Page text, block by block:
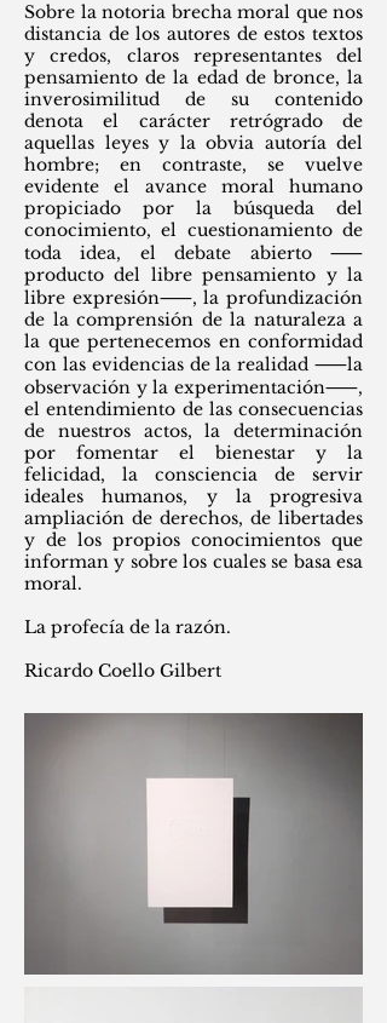
Sobre la notoria brecha moral que nos
distancia de los autores de estos textos
y credos, claros representantes del
pensamiento de la edad de bronce, la
inverosimilitud de su contenido
denota el carácter retrógrado de
aquellas leyes y la obvia autoría del
hombre; en contraste, se vuelve
evidente el avance moral humano
propiciado por la búsqueda del
conocimiento, el cuestionamiento de
toda idea, el debate abierto ⸺
producto del libre pensamiento y la
libre expresión⸺, la profundización
de la comprensión de la naturaleza a
la que pertenecemos en conformidad
con las evidencias de la realidad ⸺la
observación y la experimentación⸺,
el entendimiento de las consecuencias
de nuestros actos, la determinación
por fomentar el bienestar y la
felicidad, la consciencia de servir
ideales humanos, y la progresiva
ampliación de derechos, de libertades
y de los propios conocimientos que
informan y sobre los cuales se basa esa
moral.
La profecía de la razón.
Ricardo Coello Gilbert